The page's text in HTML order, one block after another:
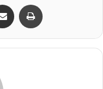
Compartilhar via e-mail